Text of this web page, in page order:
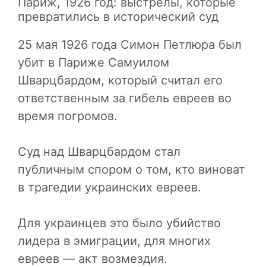
превратились в исторический суд
25 мая 1926 года Симон Петлюра был
убит в Париже Самуилом
Шварцбардом, который считал его
ответственным за гибель евреев во
время погромов.
Суд над Шварцбардом стал
публичным спором о том, кто виноват
в трагедии украинских евреев.
Для украинцев это было убийство
лидера в эмиграции, для многих
евреев — акт возмездия.